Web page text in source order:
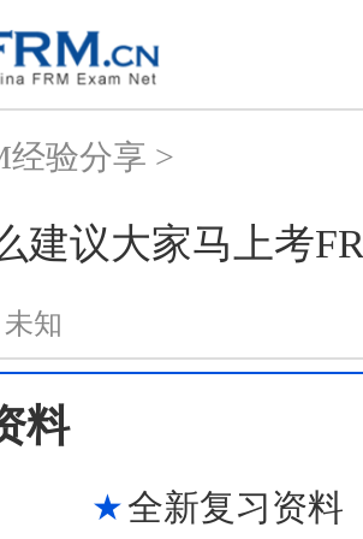
经验分享 >
建议大家马上考
未知
料
全新复习资料